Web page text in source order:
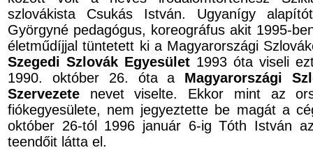
szlovákista Csukás István. Ugyanígy
Györgyné pedagógus, koreográfus akit 1995-
életműdíjjal tüntetett ki a Magyarországi
Szegedi Szlovák Egyesület 1993 óta viseli
1990. október 26. óta a Magyarországi
Szervezete nevet viselte. Ekkor mint az
fiókegyesülete, nem jegyeztette be magát a
október 26-tól 1996 január 6-ig Tóth István
teendőit látta el.